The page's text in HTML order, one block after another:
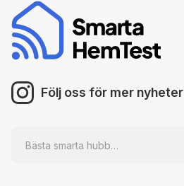
Följ oss för mer nyheter